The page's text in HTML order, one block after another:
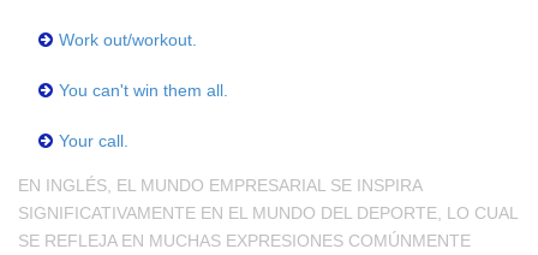
Work out/workout.
You can't win them all.
Your call.
EN INGLÉS, EL MUNDO EMPRESARIAL SE INSPIRA
SIGNIFICATIVAMENTE EN EL MUNDO DEL DEPORTE, LO CUAL
SE REFLEJA EN MUCHAS EXPRESIONES COMÚNMENTE